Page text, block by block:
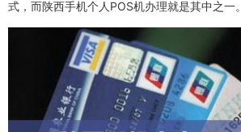
式，而陕西手机个人POS机办理就是其中之一。